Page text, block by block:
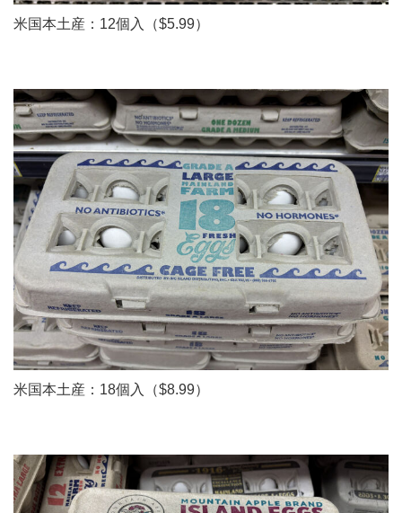
米国本土産：12個入（$5.99）
米国本土産：18個入（$8.99）